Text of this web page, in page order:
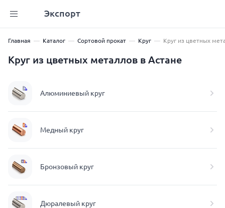
Экспорт
Главная Каталог Сортовой прокат Круг Круг из цветных
Круг из цветных металлов в Астане
Алюминиевый круг
Медный круг
Бронзовый круг
Дюралевый круг